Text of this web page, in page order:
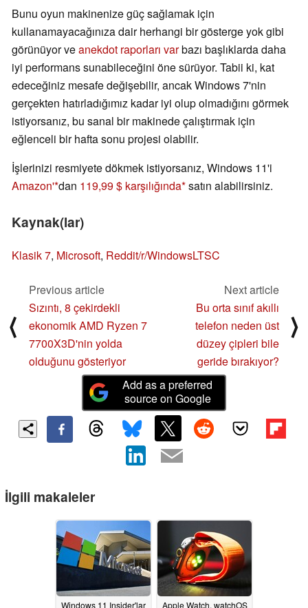
Bunu oyun makinenize güç sağlamak için
kullanamayacağınıza dair herhangi bir gösterge yok gibi
görünüyor veanekdot raporları varbazı başlıklarda daha
iyi performans sunabileceğini öne sürüyor. Tabii ki, kat
edeceğiniz mesafe değişebilir, ancak Windows 7'nin
gerçekten hatırladığımız kadar iyi olup olmadığını görmek
istiyorsanız, bu sanal bir makinede çalıştırmak için
eğlenceli bir hafta sonu projesi olabilir.
İşlerinizi resmiyete dökmek istiyorsanız, Windows 11'i
Amazon' dan 119,99 $ karşılığında satın alabilirsiniz.
Kaynak(lar)
Klasik 7, Microsoft, Reddit/r/WindowsLTSC
⟨
Previous article
Sızıntı, 8 çekirdekli
ekonomik AMD Ryzen 7
7700X3D'nin yolda
olduğunu gösteriyor
Next article
Bu orta sınıf akıllı
telefon neden üst
düzey çipleri bile
geride bırakıyor?
⟩
Add as a preferred
source on Google
İlgili makaleler
Windows 11 Insider'lar
Apple Watch, watchOS